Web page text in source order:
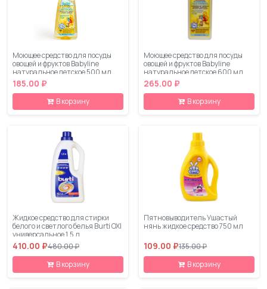
Моющее средство для посуды
овощей и фруктов Babyline
натуральное детское 500 мл
185.00 ₽
В корзину
Моющее средство для посуды
овощей и фруктов Babyline
натуральное детское 600 мл
265.00 ₽
В корзину
Жидкое средство для стирки
белого и светлого белья Burti OXI
универсальное 1.5 л
410.00 ₽480.00 ₽
В корзину
Пятновыводитель Ушастый
нянь жидкое средство 750 мл
109.00 ₽135.00 ₽
В корзину